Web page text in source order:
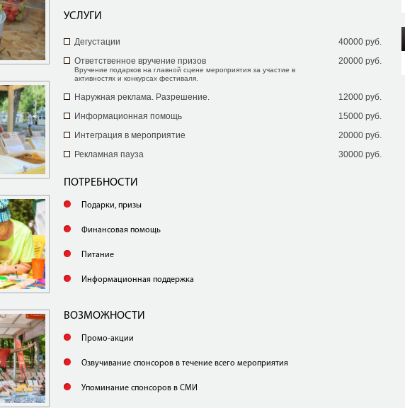
УСЛУГИ
Дегустации
40000 руб.
Ответственное вручение призов
Вручение подарков на главной сцене мероприятия за участие в
активностях и конкурсах фестиваля.
20000 руб.
Наружная реклама. Разрешение.
12000 руб.
Информационная помощь
15000 руб.
Интеграция в мероприятие
20000 руб.
Рекламная пауза
30000 руб.
ПОТРЕБНОСТИ
Подарки, призы
Финансовая помощь
Питание
Информационная поддержка
ВОЗМОЖНОСТИ
Промо-акции
Озвучивание спонсоров в течение всего мероприятия
Упоминание спонсоров в СМИ